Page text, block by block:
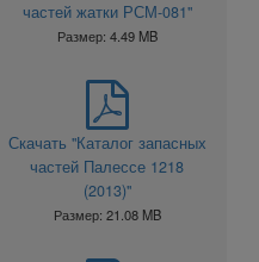
частей жатки РСМ-081"
Размер: 4.49 MB
Скачать "Каталог запасных
частей Палессе 1218
(2013)"
Размер: 21.08 MB